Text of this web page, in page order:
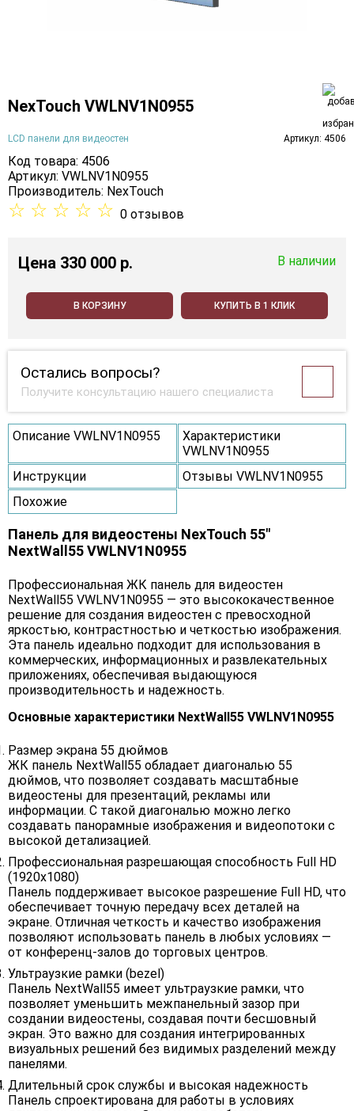
NexTouch VWLNV1N0955
LCD панели для видеостен Артикул: 4506
Код товара: 4506
Артикул: VWLNV1N0955
Производитель: NexTouch
☆ ☆ ☆ ☆ ☆ 0 отзывов
Цена 330 000 p. В наличии
В КОРЗИНУ КУПИТЬ В 1 КЛИК
Остались вопросы?
Получите консультацию нашего специалиста
Описание VWLNV1N0955
Характеристики
VWLNV1N0955
Инструкции
Отзывы VWLNV1N0955
Похожие
Панель для видеостены NexTouch 55"
NextWall55 VWLNV1N0955
Профессиональная ЖК панель для видеостен
NextWall55 VWLNV1N0955 — это высококачественное
решение для создания видеостен с превосходной
яркостью, контрастностью и четкостью изображения.
Эта панель идеально подходит для использования в
коммерческих, информационных и развлекательных
приложениях, обеспечивая выдающуюся
производительность и надежность.
Основные характеристики NextWall55 VWLNV1N0955
Размер экрана 55 дюймов
ЖК панель NextWall55 обладает диагональю 55
дюймов, что позволяет создавать масштабные
видеостены для презентаций, рекламы или
информации. С такой диагональю можно легко
создавать панорамные изображения и видеопотоки с
высокой детализацией.
Профессиональная разрешающая способность Full HD
(1920x1080)
Панель поддерживает высокое разрешение Full HD, что
обеспечивает точную передачу всех деталей на
экране. Отличная четкость и качество изображения
позволяют использовать панель в любых условиях —
от конференц-залов до торговых центров.
Ультраузкие рамки (bezel)
Панель NextWall55 имеет ультраузкие рамки, что
позволяет уменьшить межпанельный зазор при
создании видеостены, создавая почти бесшовный
экран. Это важно для создания интегрированных
визуальных решений без видимых разделений между
панелями.
Длительный срок службы и высокая надежность
Панель спроектирована для работы в условиях